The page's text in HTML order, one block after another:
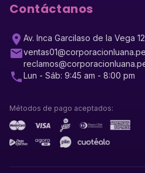
Contáctanos
Av. Inca Garcilaso de la Vega
ventas01@corporacionluana.pe
Lun - Sáb: 9:45 am - 8:00 pm
Métodos de pago aceptados: